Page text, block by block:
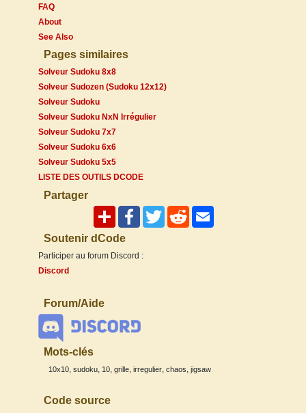
FAQ
About
See Also
Pages similaires
Solveur Sudoku 8x8
Solveur Sudozen (Sudoku 12x12)
Solveur Sudoku
Solveur Sudoku NxN Irrégulier
Solveur Sudoku 7x7
Solveur Sudoku 6x6
Solveur Sudoku 5x5
LISTE DES OUTILS DCODE
Partager
Soutenir dCode
Participer au forum Discord :
Discord
Forum/Aide
Mots-clés
10x10, sudoku, 10, grille, irregulier, chaos, jigsaw
Code source